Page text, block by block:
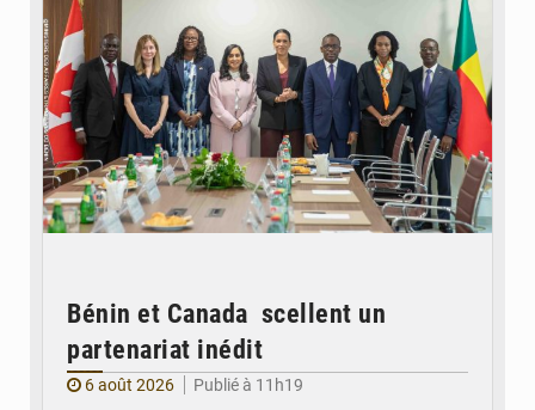
Bénin et Canada scellent un
partenariat inédit
6 août 2026
Publié à 11h19